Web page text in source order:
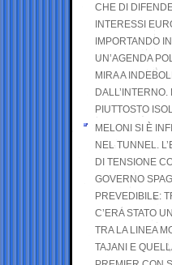
CHE DI
INTERESSI
IMPORTANDO
UN’AGENDA
MIRA A
DALL’INTERNO.
PIUTTOSTO
MELONI SI È
NEL TUNNEL.
DI TENSIONE
GOVERNO
PREVEDIBILE:
C’ERA STATO
TRA LA LINEA
TAJANI E